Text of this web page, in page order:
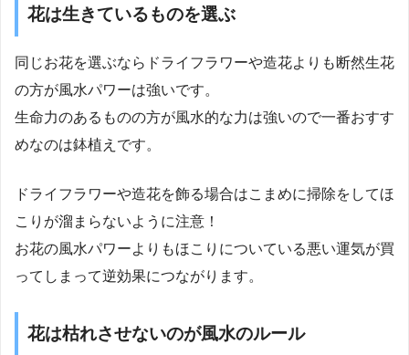
花は生きているものを選ぶ
同じお花を選ぶならドライフラワーや造花よりも断然生花
の方が風水パワーは強いです。
生命力のあるものの方が風水的な力は強いので一番おすす
めなのは鉢植えです。
ドライフラワーや造花を飾る場合はこまめに掃除をしてほ
こりが溜まらないように注意！
お花の風水パワーよりもほこりについている悪い運気が買
ってしまって逆効果につながります。
花は枯れさせないのが風水のルール